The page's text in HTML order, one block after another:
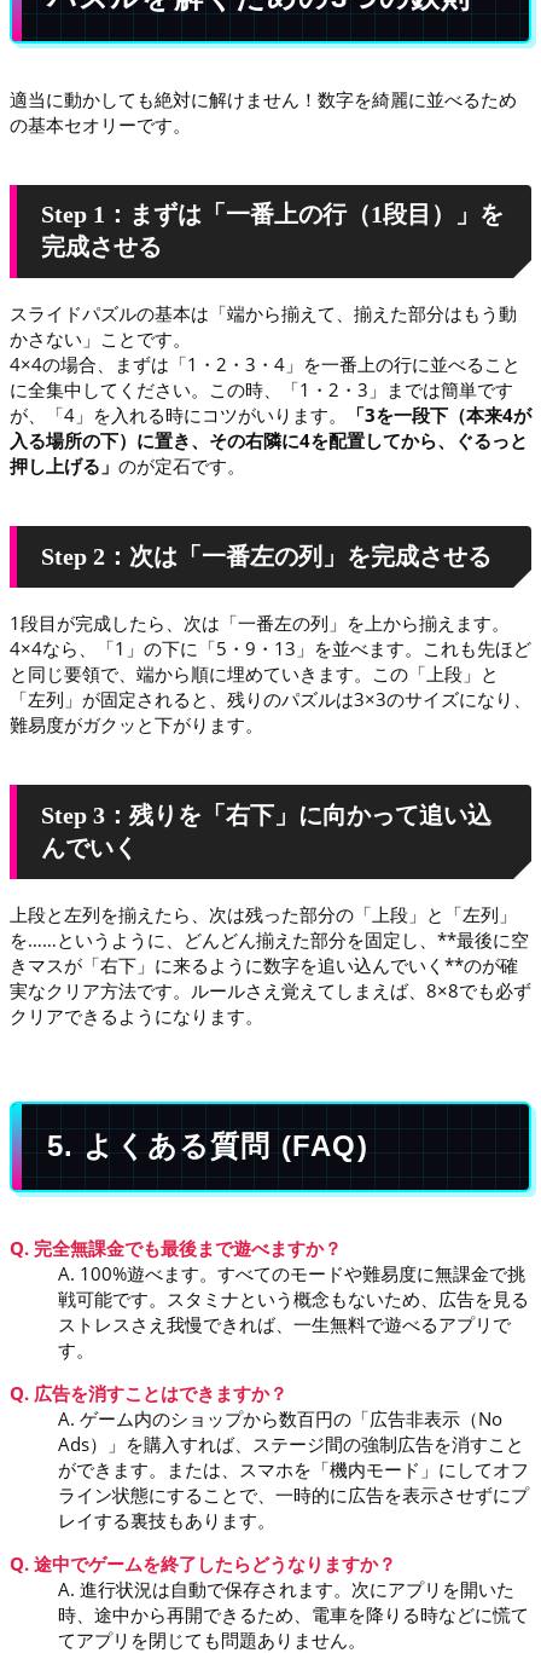
適当に動かしても絶対に解けません！数字を綺麗に並べるため
の基本セオリーです。
Step 1：まずは「一番上の行（1段目）」を
完成させる
スライドパズルの基本は「端から揃えて、揃えた部分はもう動
かさない」ことです。
4×4の場合、まずは「1・2・3・4」を一番上の行に並べること
に全集中してください。この時、「1・2・3」までは簡単です
が、「4」を入れる時にコツがいります。
「3を一段下（本来4が
入る場所の下）に置き、その右隣に4を配置してから、ぐるっと
押し上げる」 のが定石です。
Step 2：次は「一番左の列」を完成させる
1段目が完成したら、次は「一番左の列」を上から揃えます。
4×4なら、「1」の下に「5・9・13」を並べます。これも先ほど
と同じ要領で、端から順に埋めていきます。この「上段」と
「左列」が固定されると、残りのパズルは3×3のサイズになり、
難易度がガクッと下がります。
Step 3：残りを「右下」に向かって追い込
んでいく
上段と左列を揃えたら、次は残った部分の「上段」と「左列」
を……というように、どんどん揃えた部分を固定し、**最後に空
きマスが「右下」に来るように数字を追い込んでいく**のが確
実なクリア方法です。ルールさえ覚えてしまえば、8×8でも必ず
クリアできるようになります。
5. よくある質問 (FAQ)
Q. 完全無課金でも最後まで遊べますか？
A. 100%遊べます。すべてのモードや難易度に無課金で挑
戦可能です。スタミナという概念もないため、広告を見る
ストレスさえ我慢できれば、一生無料で遊べるアプリで
す。
Q. 広告を消すことはできますか？
A. ゲーム内のショップから数百円の「広告非表示（No
Ads）」を購入すれば、ステージ間の強制広告を消すこと
ができます。または、スマホを「機内モード」にしてオフ
ライン状態にすることで、一時的に広告を表示させずにプ
レイする裏技もあります。
Q. 途中でゲームを終了したらどうなりますか？
A. 進行状況は自動で保存されます。次にアプリを開いた
時、途中から再開できるため、電車を降りる時などに慌て
てアプリを閉じても問題ありません。